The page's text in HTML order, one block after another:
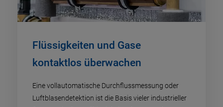
Flüssigkeiten und Gase
kontaktlos überwachen
Eine vollautomatische Durchflussmessung oder
Luftblasendetektion ist die Basis vieler industrieller